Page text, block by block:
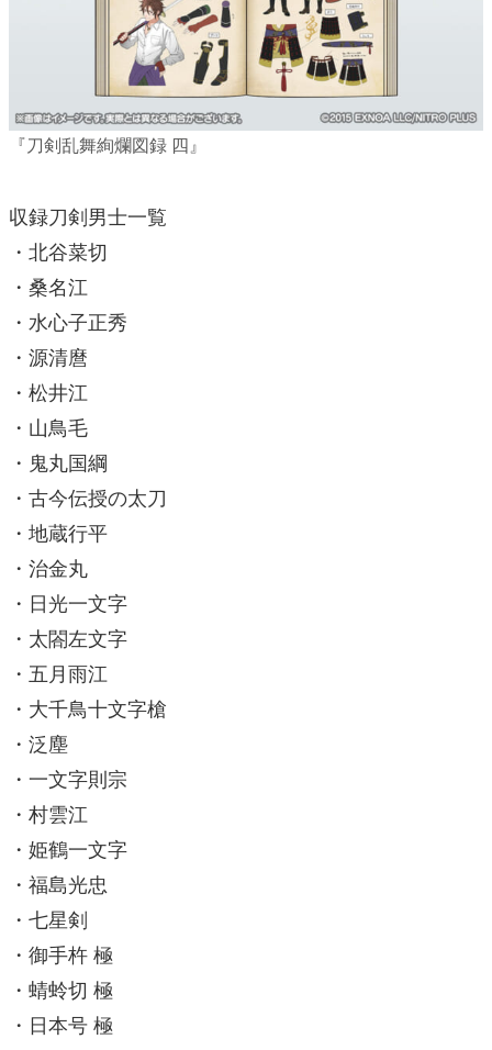
『刀剣乱舞絢爛図録 四』
収録刀剣男士一覧
・北谷菜切
・桑名江
・水心子正秀
・源清麿
・松井江
・山鳥毛
・鬼丸国綱
・古今伝授の太刀
・地蔵行平
・治金丸
・日光一文字
・太閤左文字
・五月雨江
・大千鳥十文字槍
・泛塵
・一文字則宗
・村雲江
・姫鶴一文字
・福島光忠
・七星剣
・御手杵 極
・蜻蛉切 極
・日本号 極